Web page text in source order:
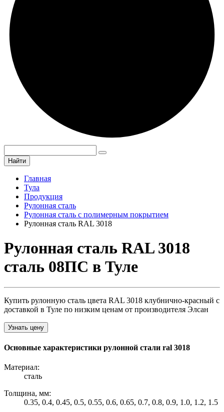
Найти
Главная
Тула
Продукция
Рулонная сталь
Рулонная сталь с полимерным покрытием
Рулонная сталь RAL 3018
Рулонная сталь RAL 3018
сталь 08ПС в Туле
Купить рулонную сталь цвета RAL 3018 клубнично-красный с
доставкой в Туле по низким ценам от производителя Элсан
Узнать цену
Основные характеристики рулонной стали ral 3018
Материал:
сталь
Толщина, мм:
0.35, 0.4, 0.45, 0.5, 0.55, 0.6, 0.65, 0.7, 0.8, 0.9, 1.0, 1.2, 1.5